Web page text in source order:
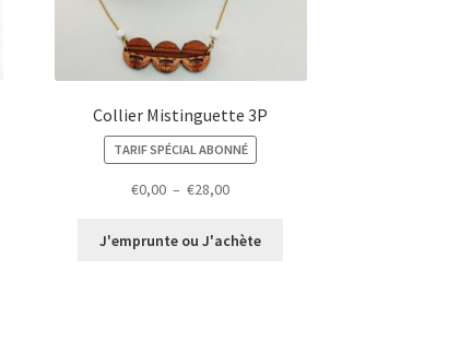
Collier Mistinguette 3P
TARIF SPÉCIAL ABONNÉ
€0,00 – €28,00Plage
prix :
J'emprunte ou J'achète